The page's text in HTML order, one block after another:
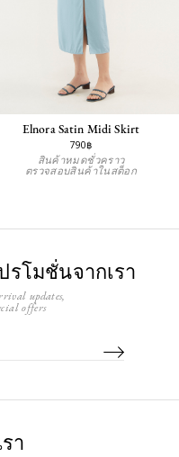
Elnora Satin Midi Skirt
790฿
สินค้าหมดชั่วคราว
ตรวจสอบสินค้าในสต็อก
โมชั่นจากเรา
updates,
offers
า